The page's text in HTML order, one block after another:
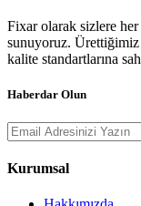
Fixar olarak sizlere
sunuyoruz. Ürettiğimiz
kalite standartlarına
Haberdar Olun
Kurumsal